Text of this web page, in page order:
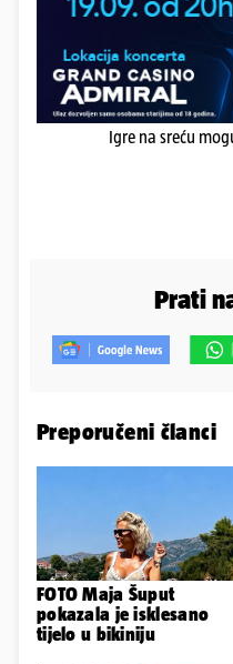
Igre na sreću
Prati
Preporučeni članci
FOTO Maja Šuput
pokazala je isklesano
tijelo u bikiniju